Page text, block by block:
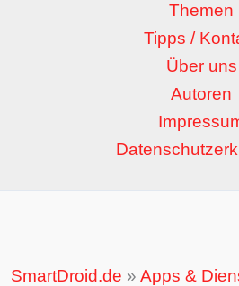
Themen
Tipps /
Über uns
Autoren
SmartDroid.de » Apps &